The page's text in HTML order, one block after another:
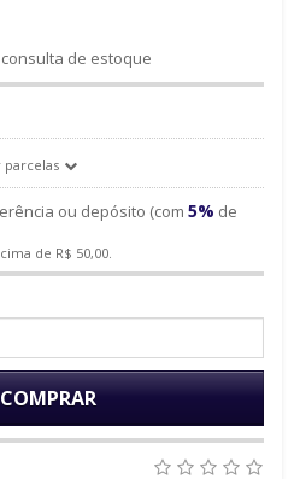
de estoque
parcelas
ou depósito (com 5% de
de R$ 50,00.
COMPRAR